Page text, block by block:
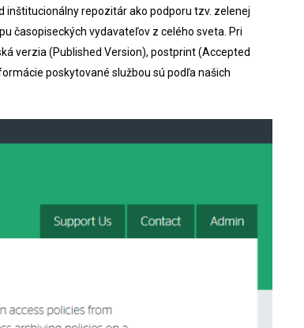
inštitucionálny repozitár ako podporu tzv. zelenej
časopiseckých vydavateľov z celého sveta. Pri
verzia (Published Version), postprint (Accepted
poskytované službou sú podľa našich